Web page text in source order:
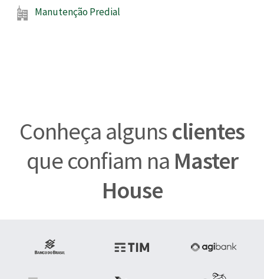
Manutenção Predial
Conheça algunsclientes
que confiam na Master
House